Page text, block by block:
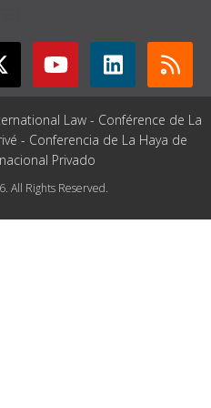
Law - Conférence de La
- Conferencia de La Haya de
Privado
All Rights Reserved.